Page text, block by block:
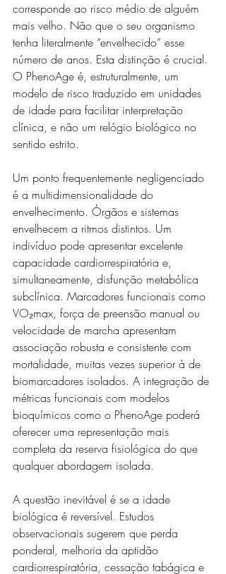
corresponde ao risco médio de alguém
mais velho. Não que o seu organismo
tenha literalmente “envelhecido” esse
número de anos. Esta distinção é crucial.
O PhenoAge é, estruturalmente, um
modelo de risco traduzido em unidades
de idade para facilitar interpretação
clínica, e não um relógio biológico no
sentido estrito.
Um ponto frequentemente negligenciado
é a multidimensionalidade do
envelhecimento. Órgãos e sistemas
envelhecem a ritmos distintos. Um
indivíduo pode apresentar excelente
capacidade cardiorrespiratória e,
simultaneamente, disfunção metabólica
subclínica. Marcadores funcionais como
VO₂max, força de preensão manual ou
velocidade de marcha apresentam
associação robusta e consistente com
mortalidade, muitas vezes superior à de
biomarcadores isolados. A integração de
métricas funcionais com modelos
bioquímicos como o PhenoAge poderá
oferecer uma representação mais
completa da reserva fisiológica do que
qualquer abordagem isolada.
A questão inevitável é se a idade
biológica é reversível. Estudos
observacionais sugerem que perda
ponderal, melhoria da aptidão
cardiorrespiratória, cessação tabágica e